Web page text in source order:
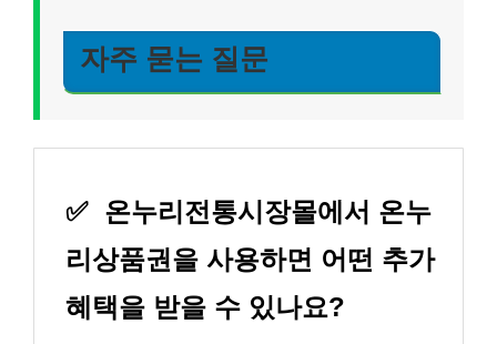
자주 묻는 질문
✅ 온누리전통시장몰에서 온누
리상품권을 사용하면 어떤 추가
혜택을 받을 수 있나요?